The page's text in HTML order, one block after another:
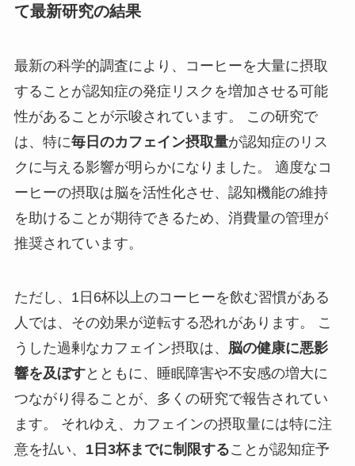
て最新研究の結果
最新の科学的調査により、コーヒーを大量に摂取
することが認知症の発症リスクを増加させる可能
性があることが示唆されています。 この研究で
は、特に毎日のカフェイン摂取量が認知症のリス
クに与える影響が明らかになりました。 適度なコ
ーヒーの摂取は脳を活性化させ、認知機能の維持
を助けることが期待できるため、消費量の管理が
推奨されています。
ただし、1日6杯以上のコーヒーを飲む習慣がある
人では、その効果が逆転する恐れがあります。 こ
うした過剰なカフェイン摂取は、 脳の健康に悪影
響を及ぼすとともに、睡眠障害や不安感の増大に
つながり得ることが、多くの研究で報告されてい
ます。 それゆえ、カフェインの摂取量には特に注
意を払い、 1日3杯までに制限することが認知症予